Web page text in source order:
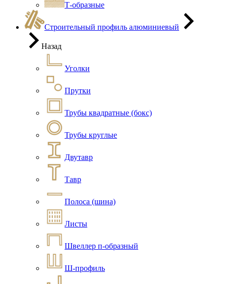
Т-образные
Строительный профиль алюминиевый
Назад
Уголки
Прутки
Трубы квадратные (бокс)
Трубы круглые
Двутавр
Тавр
Полоса (шина)
Листы
Швеллер п-образный
Ш-профиль